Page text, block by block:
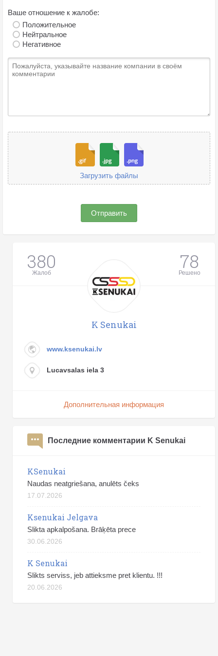
Ваше отношение к жалобе:
Положительное
Нейтральное
Негативное
Загрузить файлы
Отправить
380
Жалоб 78
Решено
K Senukai
www.ksenukai.lv
Lucavsalas iela 3
Дополнительная информация
Последние комментарии K Senukai
KSenukai
Naudas neatgriešana, anulēts čeks
17.07.2026
Ksenukai Jelgava
Slikta apkalpošana. Brāķēta prece
30.06.2026
K Senukai
Slikts serviss, jeb attieksme pret klientu. !!!
20.06.2026